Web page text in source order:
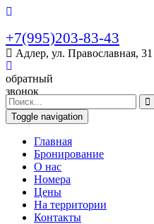
+7(995)203-83-43
Адлер, ул. Православная, 31
обратный
звонок
Toggle navigation
Главная
Бронирование
O нас
Номера
Цены
На территории
Контакты